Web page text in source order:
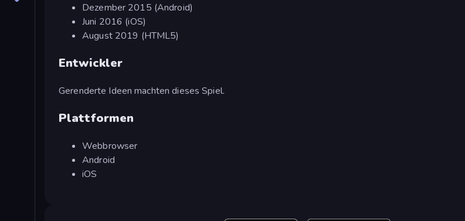
Dezember 2015 (Android)
Juni 2016 (iOS)
August 2019 (HTML5)
Entwickler
Gerenderte Ideen machten dieses Spiel.
Plattformen
Webbrowser
Android
iOS